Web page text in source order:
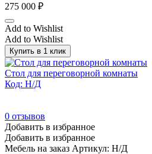
275 000 ₽
Add to Wishlist
Add to Wishlist
Купить в 1 клик
Стол для переговорной комнаты
Код: Н/Д
0 отзывов
Добавить в избранное
Добавить в избранное
Мебель на заказ Артикул: Н/Д